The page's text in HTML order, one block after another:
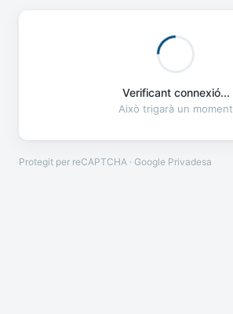
Verificant connexió...
Això trigarà un moment
Protegit per reCAPTCHA · Google Privadesa